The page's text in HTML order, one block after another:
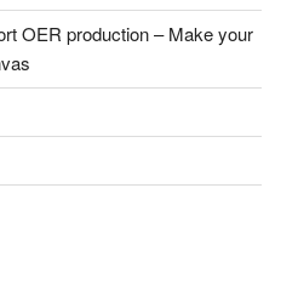
OER production – Make your